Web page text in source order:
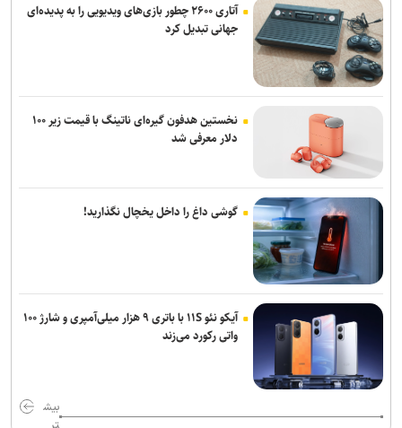
آتاری ۲۶۰۰ چطور بازی‌های ویدیویی را به پدیده‌ای
جهانی تبدیل کرد
نخستین هدفون گیره‌ای ناتینگ با قیمت زیر ۱۰۰
دلار معرفی شد
گوشی داغ را داخل یخچال نگذارید!
آیکو نئو ۱۱S با باتری ۹ هزار میلی‌آمپری و شارژ ۱۰۰
واتی رکورد می‌زند
بیش